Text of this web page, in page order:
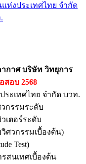
ห่งประเทศไทย จำกัด
กาศ บริษัท วิทยุการ
สอบ 2568
ะเทศไทย จำกัด บวท.
กรรมระดับ
เตอร์ระดับ
ศวกรรมเบื้องต้น)
Test)
สนเทศเบื้องต้น